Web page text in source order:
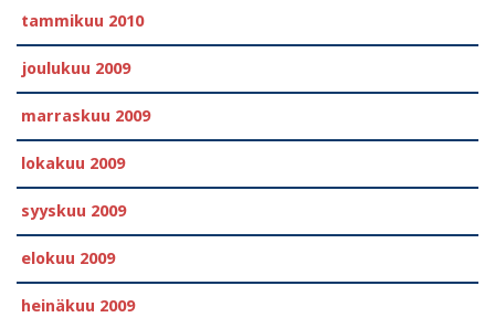
tammikuu 2010
joulukuu 2009
marraskuu 2009
lokakuu 2009
syyskuu 2009
elokuu 2009
heinäkuu 2009